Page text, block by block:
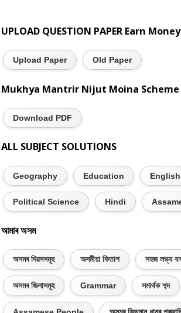
UPLOAD QUESTION PAPER Earn Money
Upload Paper Old Paper
Mukhya Mantrir Nijut Moina Scheme
Download PDF
ALL SUBJECT SOLUTIONS
Geography Education English
Political Science Hindi
আমাৰ অসম
অসমৰ দিৱসসমূহ অসমীয়া কিতাপ সহজ লভ্য
অসমৰ জিলাসমূহ Grammar সমাৰ্থক শব্দ